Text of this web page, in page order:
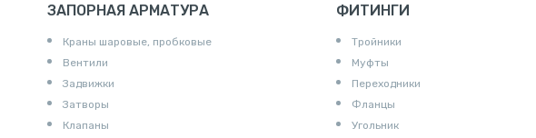
ЗАПОРНАЯ АРМАТУРА
Краны шаровые, пробковые
Вентили
Задвижки
Затворы
Клапаны
ФИТИНГИ
Тройники
Муфты
Переходники
Фланцы
Угольник